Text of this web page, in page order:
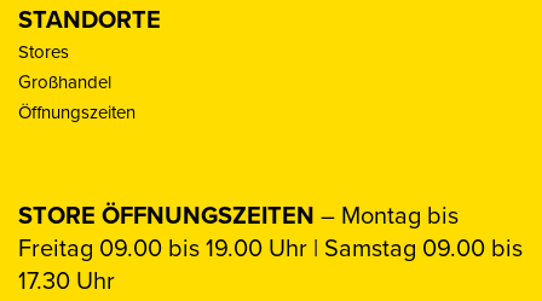
STANDORTE
Stores
Großhandel
Öffnungszeiten
STORE ÖFFNUNGSZEITEN – Montag bis
Freitag 09.00 bis 19.00 Uhr | Samstag 09.00 bis
17.30 Uhr